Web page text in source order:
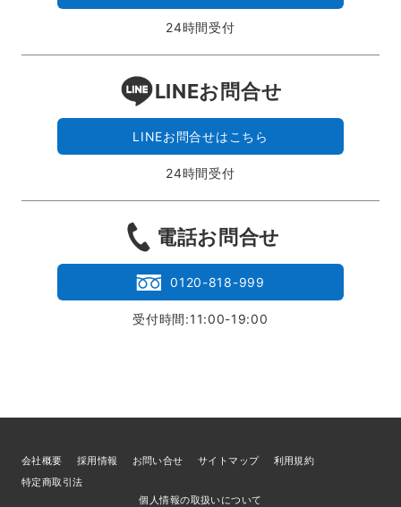
24時間受付
LINEお問合せ
LINEお問合せはこちら
24時間受付
電話お問合せ
0120-818-999
受付時間:11:00-19:00
会社概要 採用情報 お問い合せ サイトマップ
利用規約
特定商取引法
個人情報の取扱いについて